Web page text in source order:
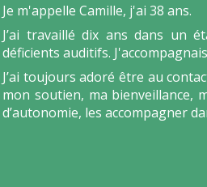
Je m'appelle Camille, j'ai 38 ans.
J’ai travaillé dix ans dans un
déficients auditifs.
J’ai toujours adoré être au
mon soutien, ma bienveillance,
d’autonomie, les accompagner